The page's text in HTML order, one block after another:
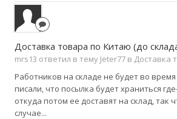
Доставка товара по Китаю (до
mrs13 ответил в тему Jeter77 в Доставка
Работников на складе не будет во время
писали, что посылка будет храниться
откуда потом ее доставят на склад, так
случае...